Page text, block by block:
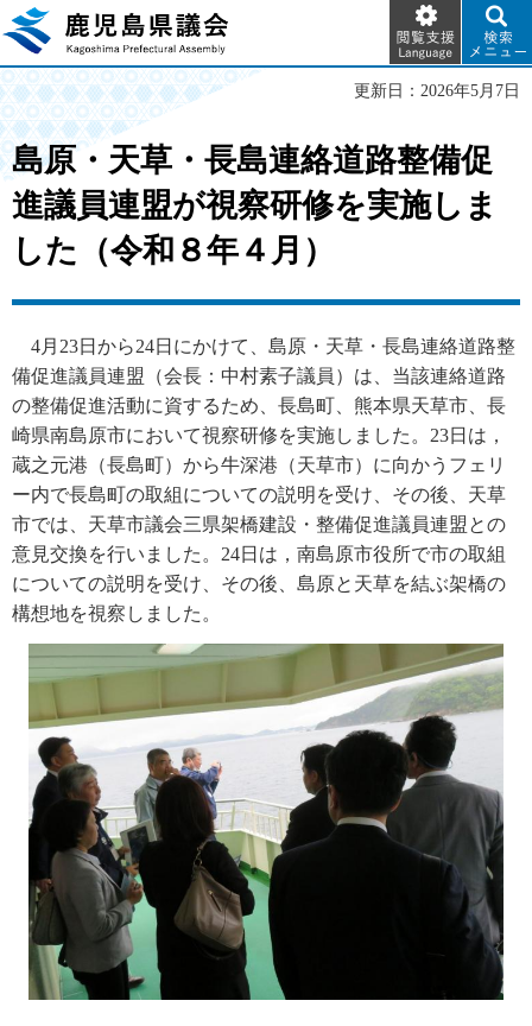
鹿児島県議会
閲覧支
援
Language
検索メ
ニュー
更新日：2026年5月7日
島原・天草・長島連絡道路整備促
進議員連盟が視察研修を実施しま
した（令和８年４月）
4月23日から24日にかけて、島原・天草・長島連絡道路整
備促進議員連盟（会長：中村素子議員）は、当該連絡道路
の整備促進活動に資するため、長島町、熊本県天草市、長
崎県南島原市において視察研修を実施しました。23日は，
蔵之元港（長島町）から牛深港（天草市）に向かうフェリ
ー内で長島町の取組についての説明を受け、その後、天草
市では、天草市議会三県架橋建設・整備促進議員連盟との
意見交換を行いました。24日は，南島原市役所で市の取組
についての説明を受け、その後、島原と天草を結ぶ架橋の
構想地を視察しました。